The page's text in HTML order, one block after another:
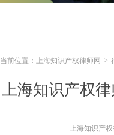
当前位置： 上海知识产权律师网 >
上海知识产权
上海知识产